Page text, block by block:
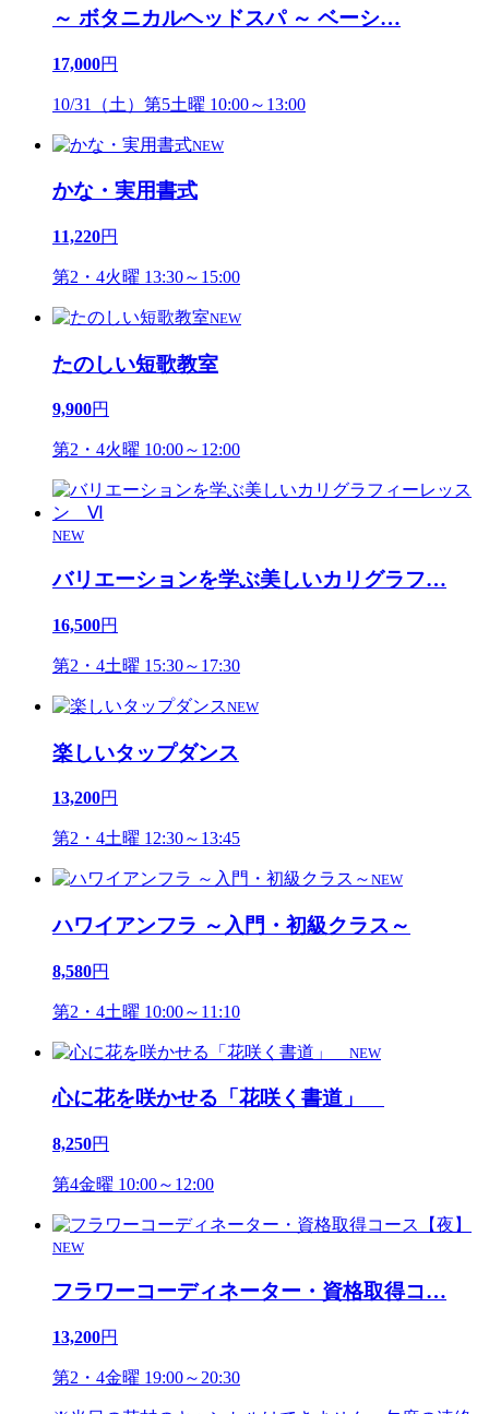
～ ボタニカルヘッドスパ ～ ベーシ…
17,000円
10/31（土）第5土曜 10:00～13:00
NEW
かな・実用書式
11,220円
第2・4火曜 13:30～15:00
NEW
たのしい短歌教室
9,900円
第2・4火曜 10:00～12:00
NEW
バリエーションを学ぶ美しいカリグラフ…
16,500円
第2・4土曜 15:30～17:30
NEW
楽しいタップダンス
13,200円
第2・4土曜 12:30～13:45
NEW
ハワイアンフラ ～入門・初級クラス～
8,580円
第2・4土曜 10:00～11:10
NEW
心に花を咲かせる「花咲く書道」
8,250円
第4金曜 10:00～12:00
NEW
フラワーコーディネーター・資格取得コ…
13,200円
第2・4金曜 19:00～20:30